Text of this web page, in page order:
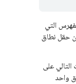
التي
حقل نطاق
على
واحد